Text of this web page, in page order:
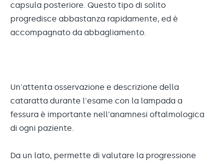
capsula posteriore. Questo tipo di solito
progredisce abbastanza rapidamente, ed è
accompagnato da abbagliamento.
Un'attenta osservazione e descrizione della
cataratta durante l'esame con la lampada a
fessura è importante nell'anamnesi oftalmologica
di ogni paziente.
Da un lato, permette di valutare la progressione